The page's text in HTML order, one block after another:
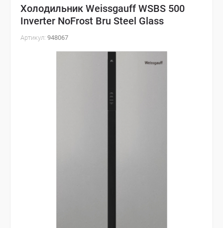
Холодильник Weissgauff WSBS 500
Inverter NoFrost Bru Steel Glass
Артикул: 948067